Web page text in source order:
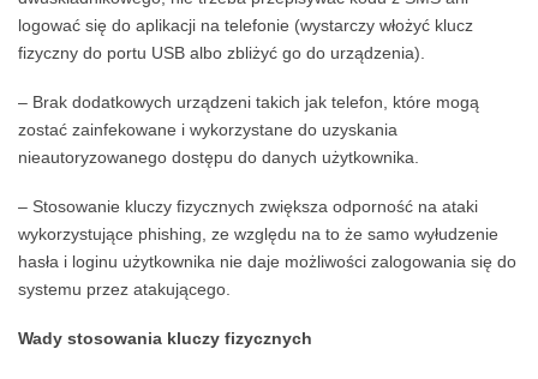
logować się do aplikacji na telefonie (wystarczy włożyć klucz
fizyczny do portu USB albo zbliżyć go do urządzenia).
– Brak dodatkowych urządzeni takich jak telefon, które mogą
zostać zainfekowane i wykorzystane do uzyskania
nieautoryzowanego dostępu do danych użytkownika.
– Stosowanie kluczy fizycznych zwiększa odporność na ataki
wykorzystujące phishing, ze względu na to że samo wyłudzenie
hasła i loginu użytkownika nie daje możliwości zalogowania się do
systemu przez atakującego.
Wady stosowania kluczy fizycznych